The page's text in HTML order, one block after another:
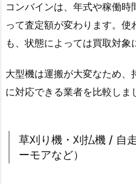
コンバインは、年式や稼働時
って査定額が変わります。
も、状態によっては買取対象
大型機は運搬が大変なため
に対応できる業者を比較しま
草刈り機・刈払機 / 自
ーモアなど）